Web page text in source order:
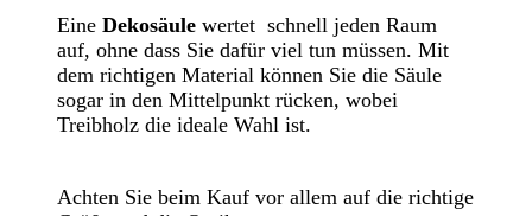
Eine Dekosäule wertet schnell jeden Raum
auf, ohne dass Sie dafür viel tun müssen. Mit
dem richtigen Material können Sie die Säule
sogar in den Mittelpunkt rücken, wobei
Treibholz die ideale Wahl ist.
Achten Sie beim Kauf vor allem auf die richtige